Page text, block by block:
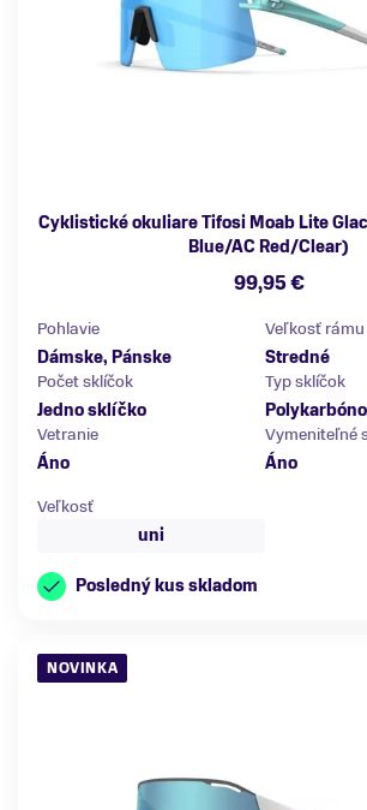
Cyklistické okuliare Tifosi Moab Lite
Blue/AC Red/Clear)
99,95 €
Pohlavie
Dámske, Pánske
Veľkosť rámu
Stredné
Počet sklíčok
Jedno sklíčko
Typ sklíčok
Vetranie
Áno
Vymeniteľné
Áno
Veľkosť
uni
Posledný kus skladom
NOVINKA